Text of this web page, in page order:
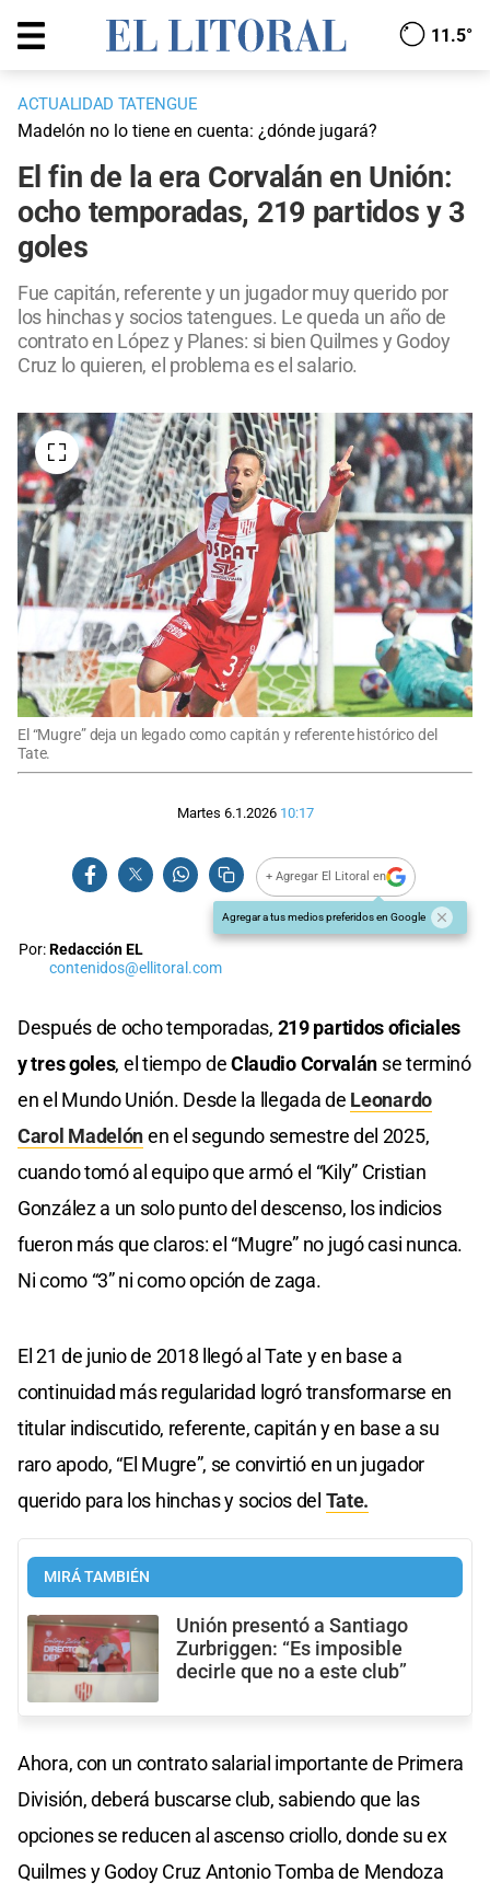
11.5°
ACTUALIDAD TATENGUE
Madelón no lo tiene en cuenta: ¿dónde jugará?
El fin de la era Corvalán en Unión:
ocho temporadas, 219 partidos y 3
goles
Fue capitán, referente y un jugador muy querido por
los hinchas y socios tatengues. Le queda un año de
contrato en López y Planes: si bien Quilmes y Godoy
Cruz lo quieren, el problema es el salario.
El “Mugre” deja un legado como capitán y referente histórico del
Tate.
Martes 6.1.2026 10:17
+ Agregar El Litoral en
Agregar a tus medios preferidos en Google
Por:Redacción EL
contenidos@ellitoral.com
Después de ocho temporadas, 219 partidos oficiales
y tres goles, el tiempo deClaudio Corvalán se terminó
en el Mundo Unión. Desde la llegada de Leonardo
Carol Madelónen el segundo semestre del 2025,
cuando tomó al equipo que armó el “Kily” Cristian
González a un solo punto del descenso, los indicios
fueron más que claros: el “Mugre” no jugó casi nunca.
Ni como “3” ni como opción de zaga.
El 21 de junio de 2018 llegó al Tate y en base a
continuidad más regularidad logró transformarse en
titular indiscutido, referente, capitán y en base a su
raro apodo, “El Mugre”, se convirtió en un jugador
querido para los hinchas y socios del Tate.
MIRÁ TAMBIÉN
Unión presentó a Santiago
Zurbriggen: “Es imposible
decirle que no a este club”
Ahora, con un contrato salarial importante de Primera
División, deberá buscarse club, sabiendo que las
opciones se reducen al ascenso criollo, donde su ex
Quilmes y Godoy Cruz Antonio Tomba de Mendoza